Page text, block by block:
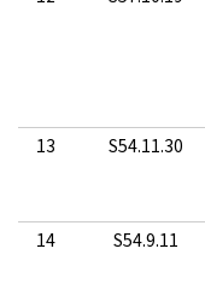
13
S54.11.30
14
S54.9.11